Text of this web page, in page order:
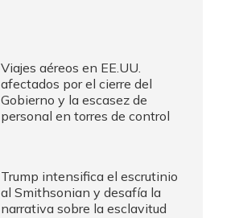
Viajes aéreos en EE.UU.
afectados por el cierre del
Gobierno y la escasez de
personal en torres de control
Trump intensifica el escrutinio
al Smithsonian y desafía la
narrativa sobre la esclavitud